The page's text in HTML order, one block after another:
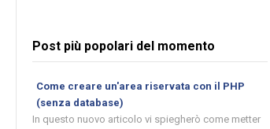
Post più popolari del momento
Come creare un'area riservata con il PHP
(senza database)
In questo nuovo articolo vi spiegherò come metter